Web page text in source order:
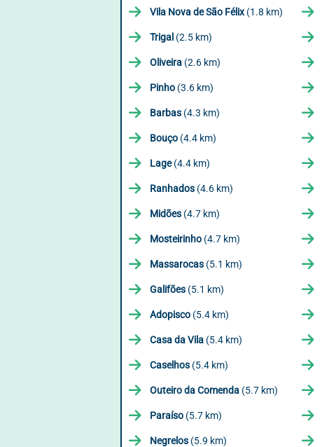
Vila Nova de São Félix(1.8 km)
Trigal (2.5 km)
Oliveira (2.6 km)
Pinho (3.6 km)
Barbas (4.3 km)
Bouço (4.4 km)
Lage(4.4 km)
Ranhados (4.6 km)
Midões (4.7 km)
Mosteirinho (4.7 km)
Massarocas (5.1 km)
Galifões (5.1 km)
Adopisco (5.4 km)
Casa da Vila (5.4 km)
Caselhos (5.4 km)
Outeiro da Comenda (5.7 km)
Paraíso (5.7 km)
Negrelos (5.9 km)